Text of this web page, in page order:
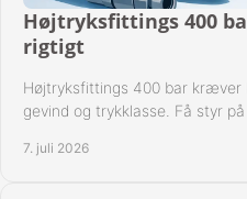
Højtryksfittings 400
rigtigt
Højtryksfittings 400 bar kræver
gevind og trykklasse. Få styr
7. juli 2026